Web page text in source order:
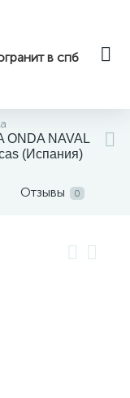
в спб
ONDA NAVAL
(Испания)
Отзывы 0